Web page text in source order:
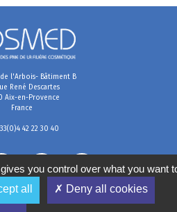
de l'Arbois- Bâtiment B
René Descartes
Aix-en-Provence
France
42 22 30 40
you control over what you want
all ✗ Deny all cookies